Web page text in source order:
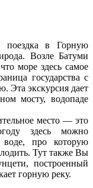
поездка в Горную
Возле Батуми
море здесь самое
государства с
Эта экскурсия дает
мосту, водопаде
место — это
здесь можно
воде, про которую
Тут также Вы
, построенный
горную реку.